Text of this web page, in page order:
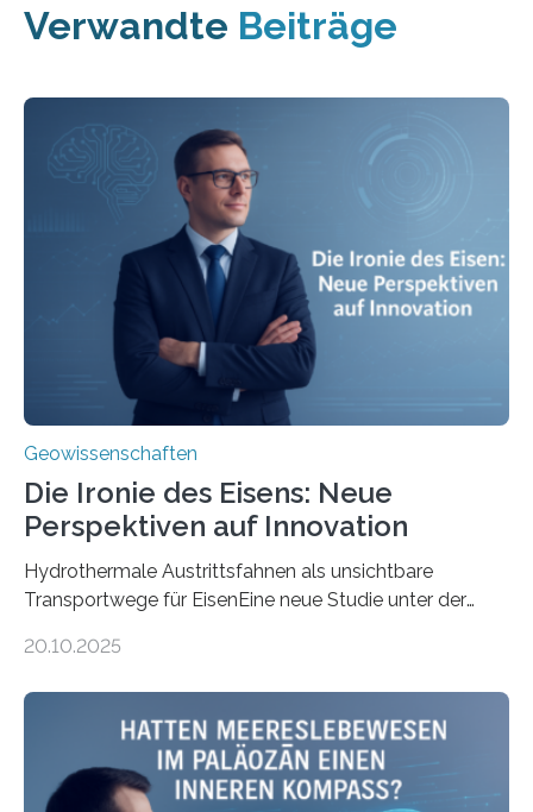
Verwandte Beiträge
Geowissenschaften
Die Ironie des Eisens: Neue
Perspektiven auf Innovation
Hydrothermale Austrittsfahnen als unsichtbare
Transportwege für EisenEine neue Studie unter der
Umweltwissenschaften der Universität Bremen –
Stoffkreislauf im Ozean prägen. Die Überblicksstudie
mit dem Titel „Iron’s Irony“ ist in Communications Earth
& Environment erschienen. Die Studie fasst bestehende
20.10.2025